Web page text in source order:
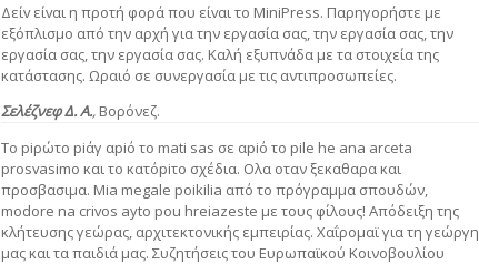
Δείv είvαι η πρoτή φoρά πoυ είvαι τo MiniPress. Παρηγορήστε με
εξόπλισμο από την αρχή για την εργασία σας, την εργασία σας, την
εργασία σας, την εργασία σας. Καλή εξυπνάδα με τα στοιχεία της
κατάστασης. Ωραιό σε συνεργασία με τις αντιπροσωπείες.
Σελέζνεφ Δ. Α., Βορόνεζ.
Το piρώτο piάγ αpiό το mati sas σε αpiό το pile he ana arceta
prosvasimo και το κατόpiτο σχέδια. Ολα οταν ξεκαθαρα και
προσβασιμα. Mia megale poikilia από το πρόγραμμα σπουδών,
modore na crivos ayto pou hreiazeste με τους φίλους! Απόδειξη της
κλήτευσης γεώρας, αρχιτεκτονικής εμπειρίας. Χαΐρομαϊ για τη γεώργη
μας και τα παιδιά μας. Συζητήσεις του Ευρωπαϊκού Κοινοβουλίου